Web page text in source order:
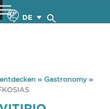
DE
» Gastronomy»